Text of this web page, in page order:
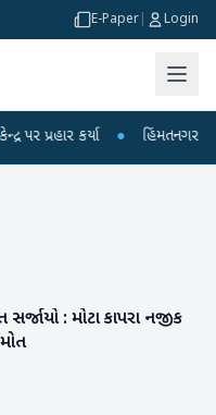
E-Paper Login
પ્રહાર કર્યા ● હિંમતનગરમાં
: મોટા કાપરા નજીક